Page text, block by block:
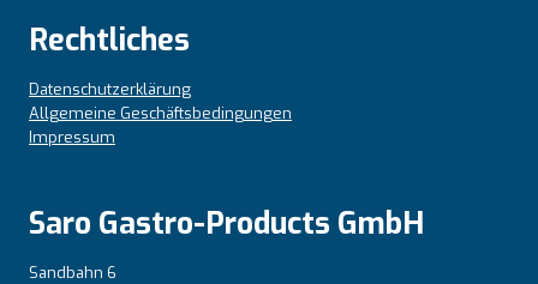
Rechtliches
Datenschutzerklärung
Allgemeine Geschäftsbedingungen
Impressum
Saro Gastro-Products GmbH
Sandbahn 6